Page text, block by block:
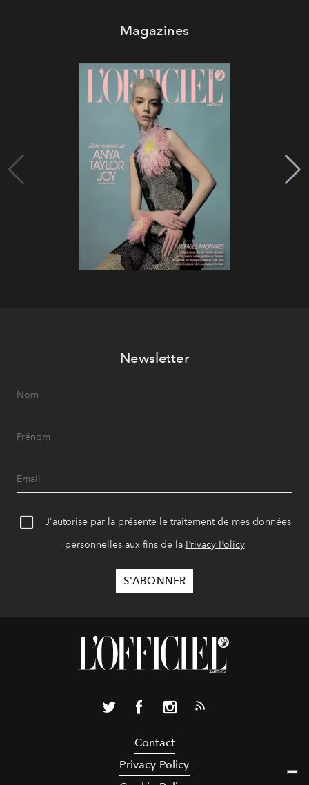
Magazines
Newsletter
J'autorise par la présente le traitement de mes données
personnelles aux fins de la Privacy Policy
Contact
Privacy Policy